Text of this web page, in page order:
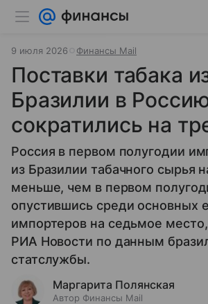
9 июля 2026 Финансы Mail
Поставки табака
Бразилии в
сократились на
Россия в первом полугодии
из Бразилии табачного сырья
меньше, чем в первом
опустившись среди основных
импортеров на седьмое
РИА Новости по данным
статслужбы.
Маргарита Полянская
Автор Финансы Mail